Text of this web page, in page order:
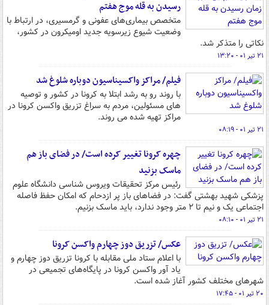
رسیدن به قله موج هفتم
متخصص بیماری‌های عفونی و گرمسیری، در ارتباط با
وضعیت شیوع زیرسویه جدید اومیکرون در کشور،
نکاتی را متذکر شد.
۲۱ تیر ۰۱ - ۱۳:۲۰
فیلم/ مراکز واکسیناسیون دوباره شلوغ شد
با روند رو به رشد ابتلا به کرونا در کشور و توصیه
های مسئولین، مردم به سراغ تزریق واکسن کرونا در
مراکز تهیه شده می روند.
۲۱ تیر ۰۱ - ۰۸:۱۹
چهره کرونا تغییر کرده است/ در فضای باز هم
ماسک بزنید
رئیس مرکز تحقیقات ویروس شناسی دانشگاه علوم
پزشکی شهید بهشتی گفت: در فضاهای باز پر ازدحام که امکان حفظ فاصله
اجتماعی یک و نیم تا ۲ متر وجود ندارد، باید ماسک بزنیم.
۲۱ تیر ۰۱ - ۰۸:۱۰
عکس/ تزریق دوز چهارم واکسن کرونا
با اعلام ستاد ملی مقابله با کرونا تزریق دوز چهارم و
یاد آور واکسن کرونا در پایگاه‌های تجمیعی در
شهرهای مختلف کشور آغاز شده است.
۲۰ تیر ۰۱ - ۱۷:۴۵